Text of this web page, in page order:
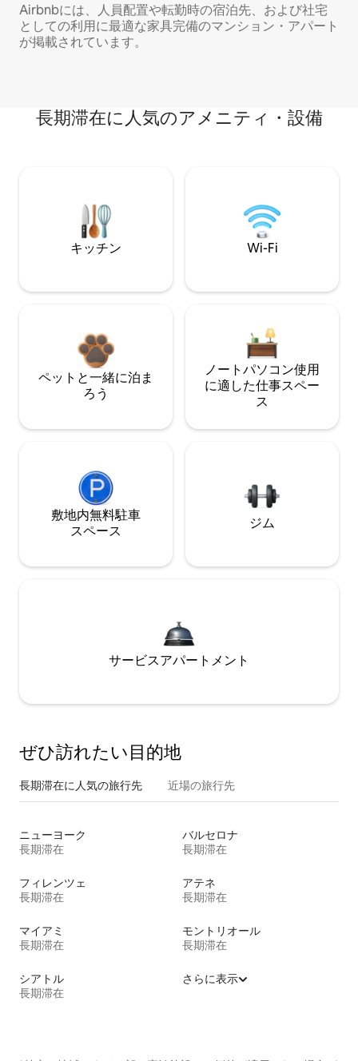
Airbnbには、人員配置や転勤時の宿泊先、および社宅
としての利用に最適な家具完備のマンション・アパート
が掲載されています。
長期滞在に人気のアメニティ・設備
キッチン Wi-Fi
ペットと一緒に泊ま
ろう
ノートパソコン使用
に適した仕事スペー
ス
敷地内無料駐⁠車
ス⁠ペ⁠ー⁠ス
ジム
サービスアパートメント
ぜひ訪⁠れ⁠た⁠い目⁠的⁠地
長期滞在に人気の旅行先 近場の旅行先
ニューヨーク
長期滞在
バルセロナ
長期滞在
フィレンツェ
長期滞在
アテネ
長期滞在
マイアミ
長期滞在
モントリオール
長期滞在
シアトル
長期滞在
さらに表示